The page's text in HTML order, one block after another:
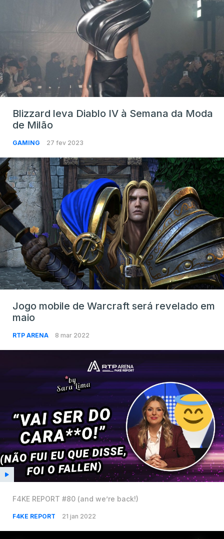
Blizzard leva Diablo IV à Semana da Moda
de Milão
GAMING 27 fev 2023
Jogo mobile de Warcraft será revelado em
maio
RTP ARENA 8 mar 2022
F4KE REPORT #80 (and we’re back!)
F4KE REPORT 21 jan 2022